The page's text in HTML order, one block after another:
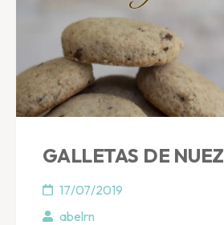
GALLETAS DE NUEZ
17/07/2019
abelrn